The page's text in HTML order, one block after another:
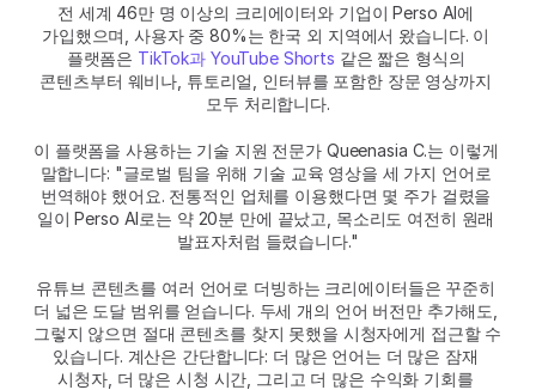
전 세계 46만 명 이상의 크리에이터와 기업이 Perso AI에
가입했으며, 사용자 중 80%는 한국 외 지역에서 왔습니다. 이
플랫폼은 TikTok과 YouTube Shorts 같은 짧은 형식의
콘텐츠부터 웨비나, 튜토리얼, 인터뷰를 포함한 장문 영상까지
모두 처리합니다.
이 플랫폼을 사용하는 기술 지원 전문가 Queenasia C.는 이렇게
말합니다: "글로벌 팀을 위해 기술 교육 영상을 세 가지 언어로
번역해야 했어요. 전통적인 업체를 이용했다면 몇 주가 걸렸을
일이 Perso AI로는 약 20분 만에 끝났고, 목소리도 여전히 원래
발표자처럼 들렸습니다."
유튜브 콘텐츠를 여러 언어로 더빙하는 크리에이터들은 꾸준히
더 넓은 도달 범위를 얻습니다. 두세 개의 언어 버전만 추가해도,
그렇지 않으면 절대 콘텐츠를 찾지 못했을 시청자에게 접근할 수
있습니다. 계산은 간단합니다: 더 많은 언어는 더 많은 잠재
시청자, 더 많은 시청 시간, 그리고 더 많은 수익화 기회를